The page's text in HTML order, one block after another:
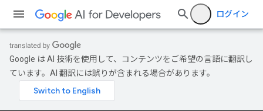
ログイン
Google は AI 技術を使用して、コンテンツをご希望の言語に翻訳し
ています。AI 翻訳には誤りが含まれる場合があります。